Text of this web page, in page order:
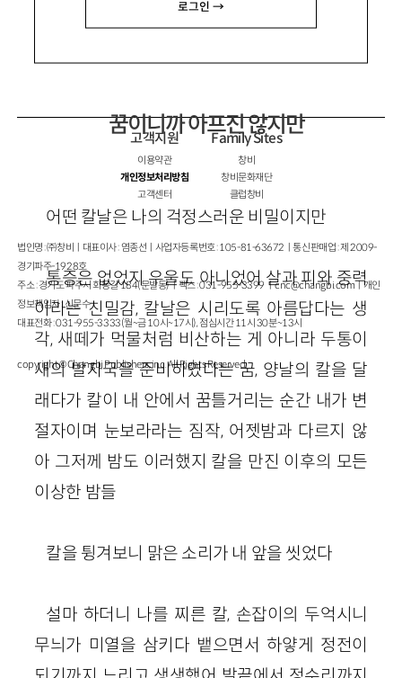
로그인 →
꿈이니까 아프진 않지만
어떤 칼날은 나의 걱정스러운 비밀이지만
통증은 없었지 우울도 아니었어 살과 피와 중력
이라는 친밀감, 칼날은 시리도록 아름답다는 생
각, 새떼가 먹물처럼 비산하는 게 아니라 두통이
새의 발자국을 준비하였다는 꿈, 양날의 칼을 달
래다가 칼이 내 안에서 꿈틀거리는 순간 내가 변
절자이며 눈보라라는 짐작, 어젯밤과 다르지 않
아 그저께 밤도 이러했지 칼을 만진 이후의 모든
이상한 밤들
칼을 튕겨보니 맑은 소리가 내 앞을 씻었다
설마 하더니 나를 찌른 칼, 손잡이의 두억시니
무늬가 미열을 삼키다 뱉으면서 하얗게 정전이
고객지원
이용약관
개인정보처리방침
고객센터
Family Sites
창비
창비문화재단
클럽창비
법인명 : ㈜창비ㅣ대표이사 : 염종선ㅣ사업자등록번호 : 105-81-63672ㅣ통신판매업 : 제 2009-
경기파주-1928호
주소 : 경기도 파주시 회동길 184(문발동)ㅣ팩스 : 031-955-3399 ㅣcnc@changbi.comㅣ개인
정보책임자 : 신문수
대표전화 : 031-955-3333(월~금 10시~17시), 점심시간 11시 30분~13시
copyright © Changbi Publishers, inc. All Rights Reserved.